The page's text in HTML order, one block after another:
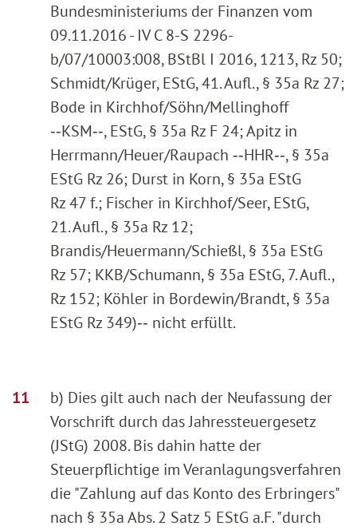
Bundesministeriums der Finanzen vom
09.11.2016 - IV C 8-S 2296-
b/07/10003:008, BStBl I 2016, 1213, Rz 50;
Schmidt/Krüger, EStG, 41. Aufl., § 35a Rz 27;
Bode in Kirchhof/Söhn/Mellinghoff
‑‑KSM‑‑, EStG, § 35a Rz F 24; Apitz in
Herrmann/Heuer/Raupach ‑‑HHR‑‑, § 35a
EStG Rz 26; Durst in Korn, § 35a EStG
Rz 47 f.; Fischer in Kirchhof/Seer, EStG,
21. Aufl., § 35a Rz 12;
Brandis/Heuermann/Schießl, § 35a EStG
Rz 57; KKB/Schumann, § 35a EStG, 7. Aufl.,
Rz 152; Köhler in Bordewin/Brandt, § 35a
EStG Rz 349)‑‑ nicht erfüllt.
b) Dies gilt auch nach der Neufassung der
Vorschrift durch das Jahressteuergesetz
(JStG) 2008. Bis dahin hatte der
Steuerpflichtige im Veranlagungsverfahren
die "Zahlung auf das Konto des Erbringers"
nach § 35a Abs. 2 Satz 5 EStG a.F. "durch